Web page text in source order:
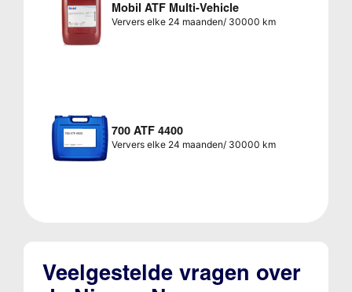
Mobil ATF Multi-Vehicle
Ververs elke 24 maanden/ 30000 km
700 ATF 4400
Ververs elke 24 maanden/ 30000 km
Veelgestelde vragen over